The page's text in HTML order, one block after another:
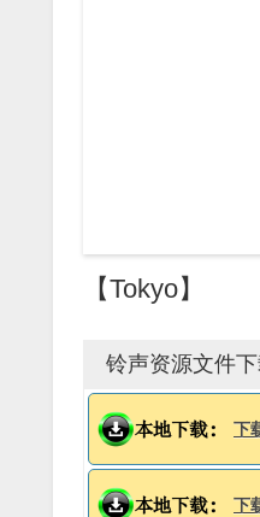
【Tokyo】
铃声资源文件
下
下